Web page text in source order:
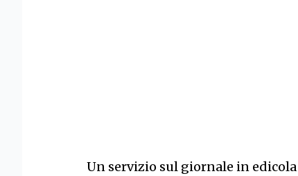
Un servizio sul giornale in